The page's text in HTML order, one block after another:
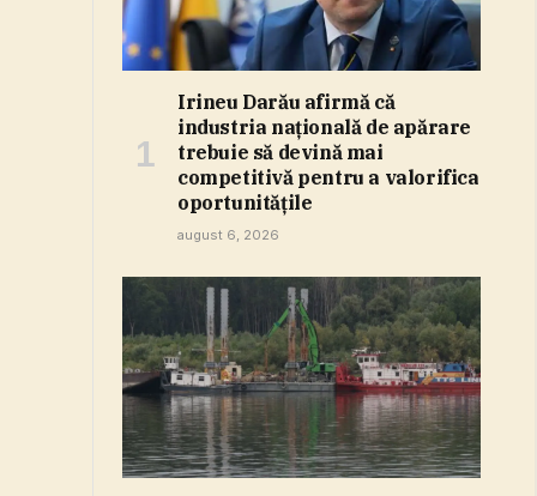
Irineu Darău afirmă că
industria naţională de apărare
trebuie să devină mai
competitivă pentru a valorifica
oportunităţile
august 6, 2026